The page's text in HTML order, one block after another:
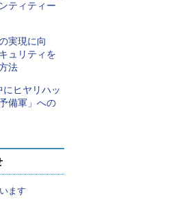
ティティー
実現に向
ュリティを
法
にヒヤリハッ
備軍」への
ます